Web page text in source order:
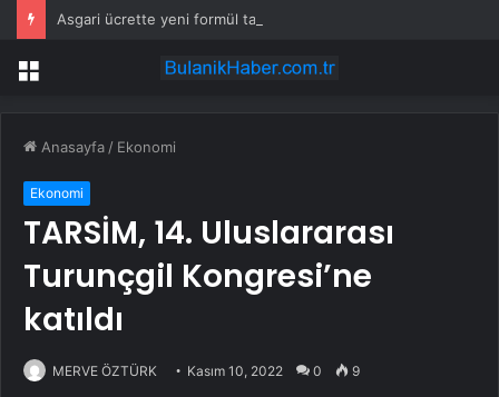
Menü
Anasayfa / Ekonomi
Ekonomi
TARSİM, 14. Uluslararası
Turunçgil Kongresi’ne
katıldı
MERVE ÖZTÜRK Kasım 10, 2022 0 9